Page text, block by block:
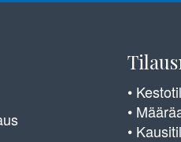
•
•
•